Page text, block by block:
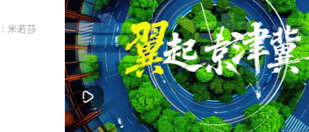
米若莎